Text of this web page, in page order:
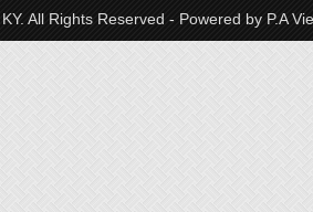
All Rights Reserved - Powered by P.A